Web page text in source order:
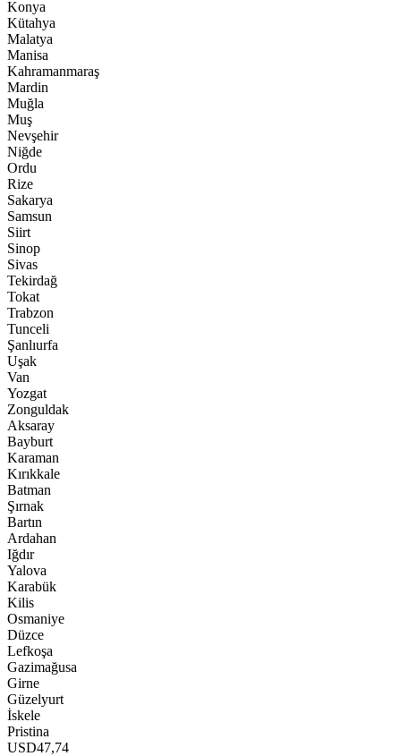
Konya
Kütahya
Malatya
Manisa
Kahramanmaraş
Mardin
Muğla
Muş
Nevşehir
Niğde
Ordu
Rize
Sakarya
Samsun
Siirt
Sinop
Sivas
Tekirdağ
Tokat
Trabzon
Tunceli
Şanlıurfa
Uşak
Van
Yozgat
Zonguldak
Aksaray
Bayburt
Karaman
Kırıkkale
Batman
Şırnak
Bartın
Ardahan
Iğdır
Yalova
Karabük
Kilis
Osmaniye
Düzce
Lefkoşa
Gazimağusa
Girne
Güzelyurt
İskele
Pristina
USD47,74